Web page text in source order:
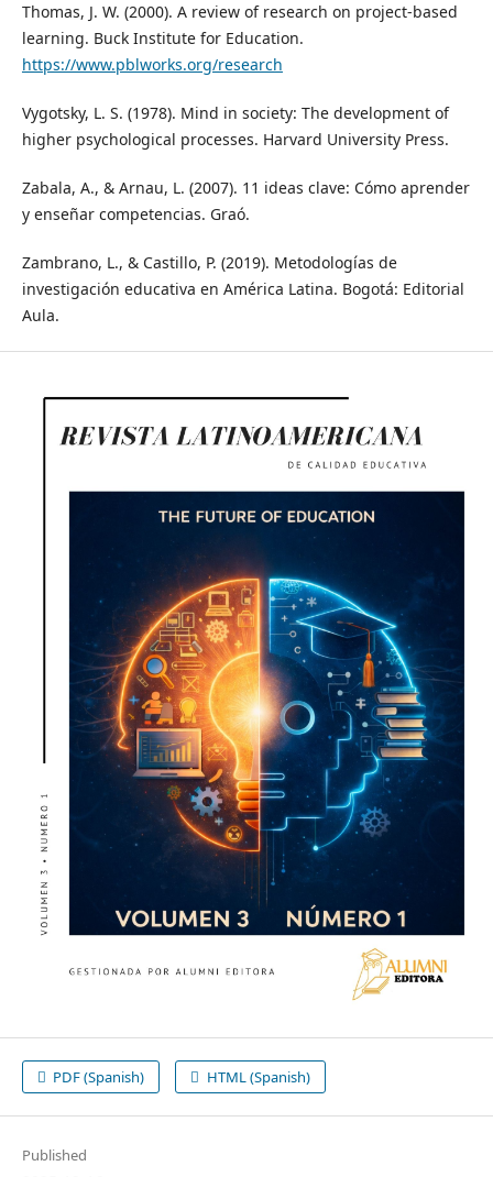
Thomas, J. W. (2000). A review of research on project-based
learning. Buck Institute for Education.
https://www.pblworks.org/research
Vygotsky, L. S. (1978). Mind in society: The development of
higher psychological processes. Harvard University Press.
Zabala, A., & Arnau, L. (2007). 11 ideas clave: Cómo aprender
y enseñar competencias. Graó.
Zambrano, L., & Castillo, P. (2019). Metodologías de
investigación educativa en América Latina. Bogotá: Editorial
Aula.
PDF (Spanish) HTML (Spanish)
Published